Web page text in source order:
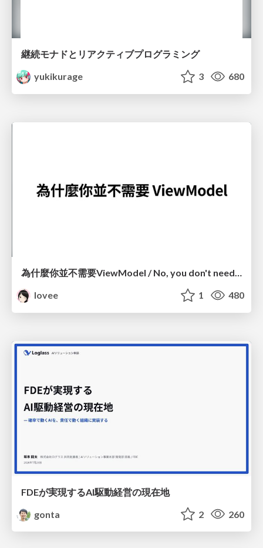
継続モナドとリアクティブプログラミング
yukikurage
3 680
為什麼你並不需要ViewModel / No, you don't need a ViewModel
lovee
1 480
FDEが実現するAI駆動経営の現在地
gonta
2 260